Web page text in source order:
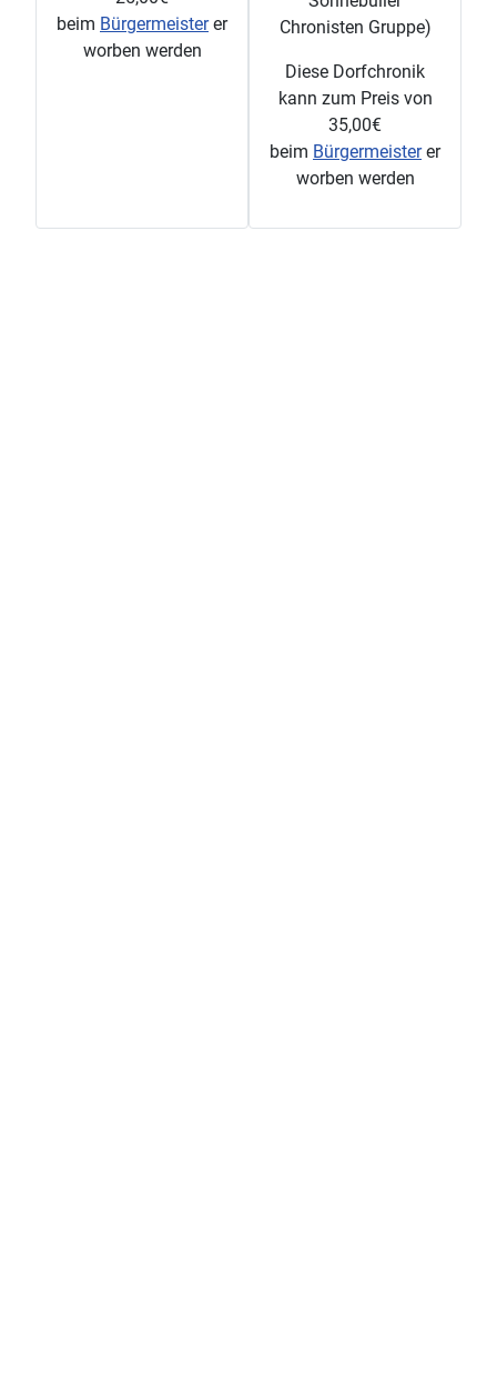
beim Bürgermeisterer
worben werden
Chronisten Gruppe)
Diese Dorfchronik
kann zum Preis von
35,00€
beim Bürgermeisterer
worben werden